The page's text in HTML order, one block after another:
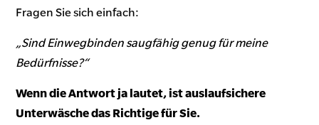
Fragen Sie sich einfach:
„Sind Einwegbinden saugfähig genug für meine
Bedürfnisse?“
Wenn die Antwort ja lautet, ist auslaufsichere
Unterwäsche das Richtige für Sie.